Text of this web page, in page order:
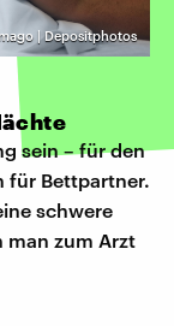
| Depositphotos
sein – für den
für Bettpartner.
schwere
man zum Arzt